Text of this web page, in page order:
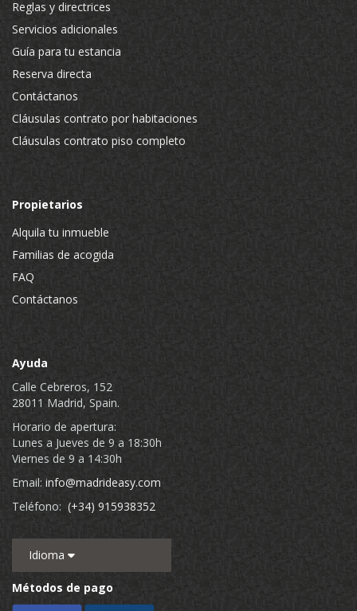
Reglas y directrices
Servicios adicionales
Guía para tu estancia
Reserva directa
Contáctanos
Cláusulas contrato por habitaciones
Cláusulas contrato piso completo
Propietarios
Alquila tu inmueble
Familias de acogida
FAQ
Contáctanos
Ayuda
Calle Cebreros, 152
28011 Madrid, Spain.
Horario de apertura:
Lunes a Jueves de 9 a 18:30h
Viernes de 9 a 14:30h
Email: info@madrideasy.com
Teléfono: (+34) 915938352
Idioma
Métodos de pago